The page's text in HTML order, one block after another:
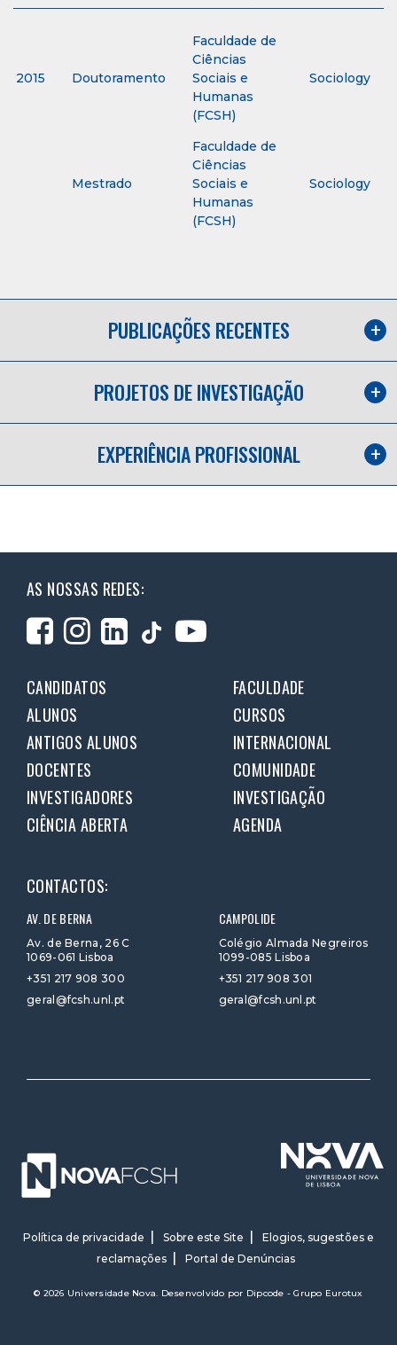
2015 Doutoramento
Faculdade de
Ciências
Sociais e
Humanas
(FCSH)
Sociology
Mestrado
Faculdade de
Ciências
Sociais e
Humanas
(FCSH)
Sociology
PUBLICAÇÕES RECENTES
PROJETOS DE INVESTIGAÇÃO
EXPERIÊNCIA PROFISSIONAL
AS NOSSAS REDES:
CANDIDATOS
FACULDADE
ALUNOS
CURSOS
ANTIGOS ALUNOS
INTERNACIONAL
DOCENTES
COMUNIDADE
INVESTIGADORES
INVESTIGAÇÃO
CIÊNCIA ABERTA
AGENDA
CONTACTOS:
AV. DE BERNA
Av. de Berna, 26 C
1069-061 Lisboa
+351 217 908 300
geral@fcsh.unl.pt
CAMPOLIDE
Colégio Almada Negreiros
1099-085 Lisboa
+351 217 908 301
geral@fcsh.unl.pt
Política de privacidade Sobre este Site
Elogios, sugestões e
reclamações
Portal de Denúncias
© 2026 Universidade Nova. Desenvolvido por Dipcode - Grupo Eurotux